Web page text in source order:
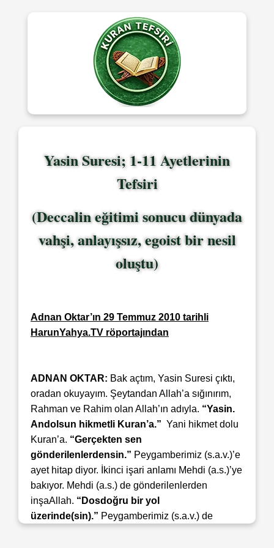
Yasin Suresi; 1-11 Ayetlerinin
Tefsiri
(Deccalin eğitimi sonucu dünyada
vahşi, anlayışsız, egoist bir nesil
oluştu)
Adnan Oktar’ın 29 Temmuz 2010 tarihli
HarunYahya.TV röportajından
ADNAN OKTAR: Bak açtım, Yasin Suresi çıktı,
oradan okuyayım. Şeytandan Allah’a sığınırım,
Rahman ve Rahim olan Allah’ın adıyla. “Yasin.
Andolsun hikmetli Kuran’a.” Yani hikmet dolu
Kuran’a. “Gerçekten sen
gönderilenlerdensin.” Peygamberimiz (s.a.v.)’e
ayet hitap diyor. İkinci işari anlamı Mehdi (a.s.)’ye
bakıyor. Mehdi (a.s.) de gönderilenlerden
inşaAllah. “Dosdoğru bir yol
üzerinde(sin).” Peygamberimiz (s.a.v.) de